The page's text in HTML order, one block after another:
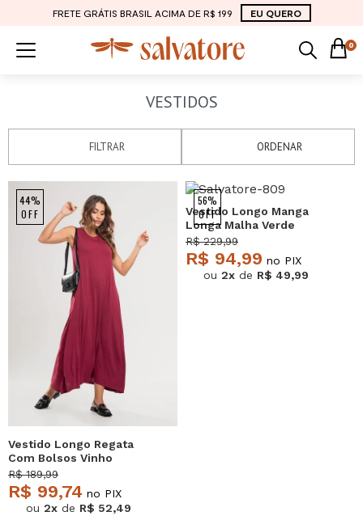
FRETE GRÁTIS BRASIL ACIMA DE R$ 199 EU QUERO
0
VESTIDOS
FILTRAR ORDENAR
44%
OFF
Vestido Longo Regata
Com Bolsos Vinho
Salvatore
R$ 189,99
R$ 99,74 no PIX
ou 2x de R$ 52,49
56%
OFF
Vestido Longo Manga
Longa Malha Verde
Salvatore
R$ 229,99
R$ 94,99 no PIX
ou 2x de R$ 49,99